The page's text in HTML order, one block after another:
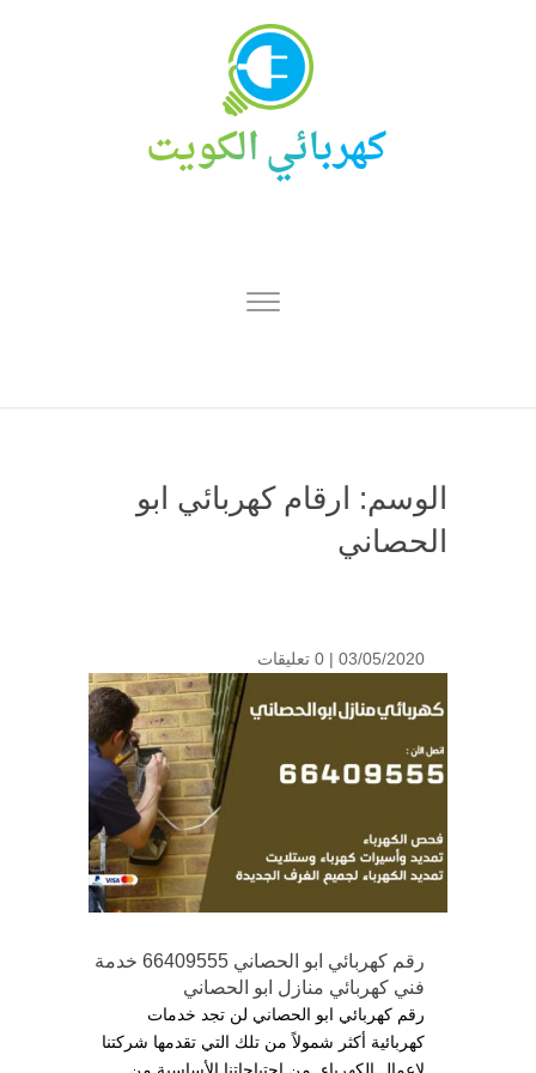
الوسم: ارقام كهربائي ابو
الحصاني
03/05/2020 | 0 تعليقات
رقم كهربائي ابو الحصاني 66409555 خدمة
فني كهربائي منازل ابو الحصاني
رقم كهربائي ابو الحصاني لن تجد خدمات
كهربائية أكثر شمولاً من تلك التي تقدمها شركتنا